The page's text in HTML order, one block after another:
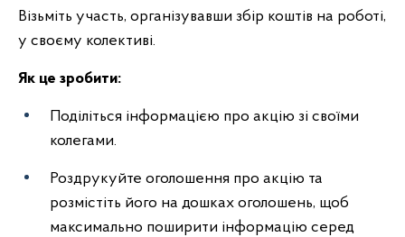
Візьміть участь, організувавши збір коштів на роботі,
у своєму колективі.
Як це зробити:
Поділіться інформацією про акцію зі своїми
колегами.
Роздрукуйте оголошення про акцію та
розмістіть його на дошках оголошень, щоб
максимально поширити інформацію серед